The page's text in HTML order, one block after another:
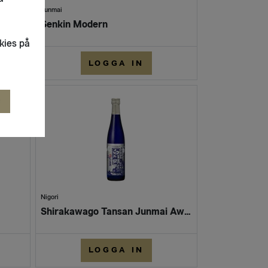
Junmai
Senkin Modern
LOGGA IN
Nigori
Shirakawago Tansan Junmai Awanigori
LOGGA IN
på